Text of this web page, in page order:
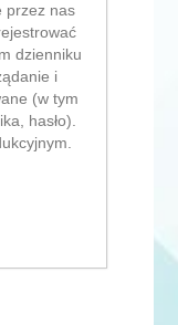
przez nas
dzienniku
i
(w tym
hasło).